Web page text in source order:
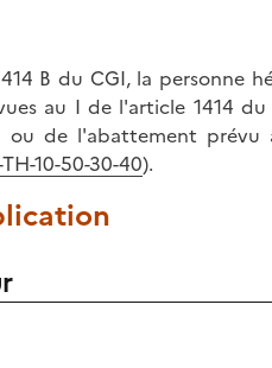
B du CGI, la personne
au I de l'article 1414
ou de l'abattement
TH-10-50-30-40).